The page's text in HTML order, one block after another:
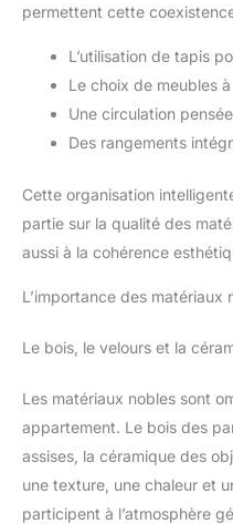
permettent cette
L’utilisation de tapis
Le choix de meubles
Une circulation
Des rangements
Cette organisation
partie sur la qualité des
aussi à la cohérence
L’importance des matériaux
Le bois, le velours et la
Les matériaux nobles sont
appartement. Le bois des
assises, la céramique des
une texture, une chaleur et
participent à l’atmosphère